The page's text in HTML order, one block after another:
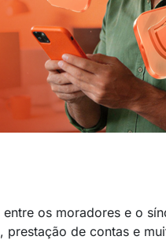
os moradores e o
prestação de contas e